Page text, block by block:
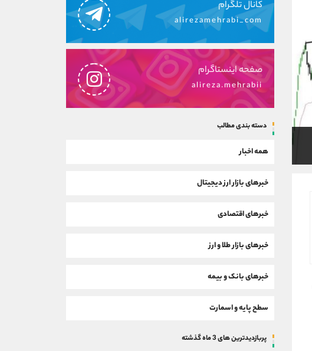
کانال تلگرام
alirezamehrabi_com
صفحه اینستاگرام
alireza.mehrabii
دسته بندی مطالب
همه اخبار
خبرهای بازار ارز دیجیتال
خبرهای اقتصادی
خبرهای بازار طلا و ارز
خبرهای بانک و بیمه
سطح پایه و اسمارت
پربازدیدترین های 3 ماه گذشته